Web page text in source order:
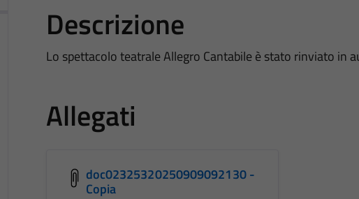
Descrizione
Lo spettacolo teatrale Allegro Cantabile è stato rinviato in
Allegati
doc02325320250909092130 -
Copia